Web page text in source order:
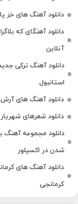
دانلود آهنگ های خز
دانلود آهنگای که
آنلاین
دانلود آهنگ ترکی
استانبول
دانلود آهنگ های
دانلود شعرهای
شدن در اکسپلور
دانلود آهنگ‌ های
کرمانجی